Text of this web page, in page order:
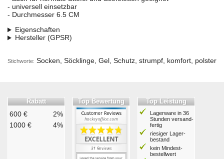
- universell einsetzbar
- Durchmesser 6.5 CM
Eigenschaften
Hersteller (GPSR)
Stichworte: Socken, Söcklinge, Gel, Schutz, strumpf, komfort, polster
Rabatt
600 €
2%
1000 €
4%
Top Bewertung Top Leistung
Lagerware in 36
Stunden ver­sand­
fertig
riesiger Lager­
bestand
kein Mindest­
bestell­wert